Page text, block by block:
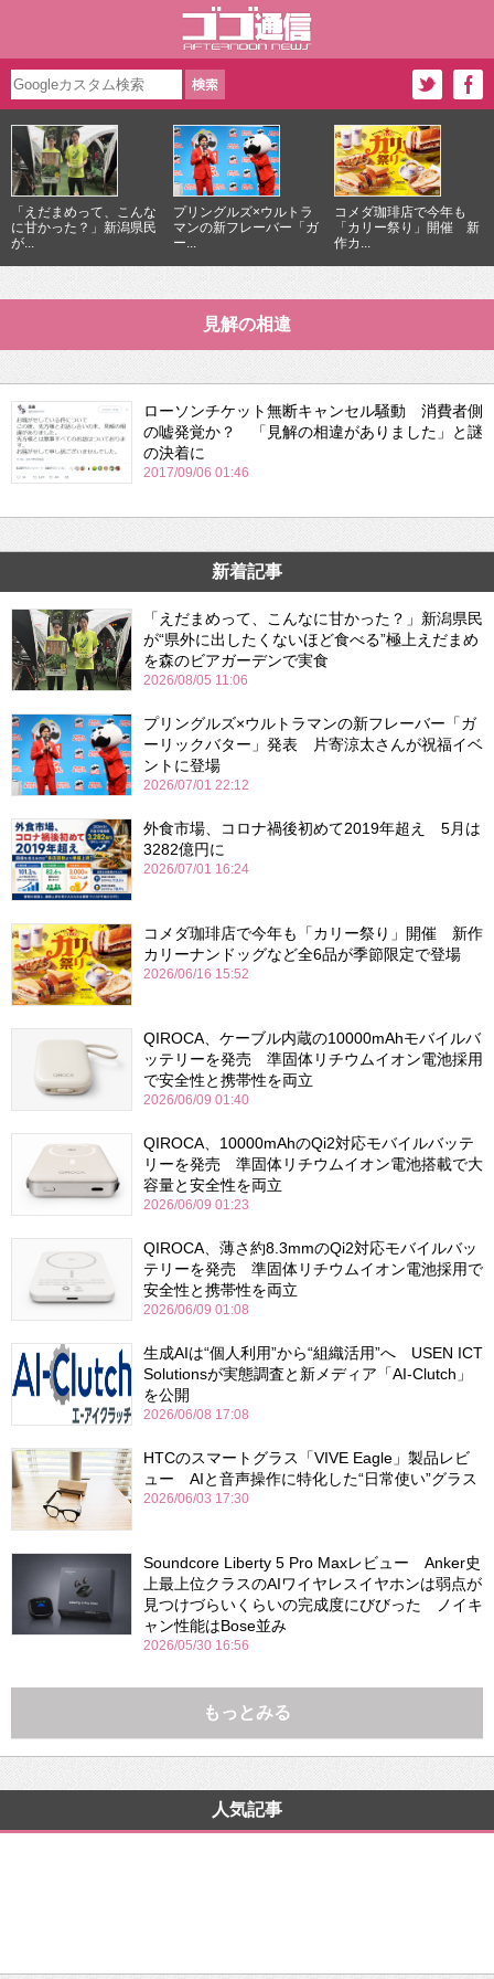
「えだまめって、こんな
に甘かった？」新潟県民
が...
プリングルズ×ウルトラ
マンの新フレーバー「ガ
ー...
コメダ珈琲店で今年も
「カリー祭り」開催 新
作カ...
見解の相違
ローソンチケット無断キャンセル騒動 消費者側
の嘘発覚か？ 「見解の相違がありました」と謎
の決着に
2017/09/06 01:46
新着記事
「えだまめって、こんなに甘かった？」新潟県民
が“県外に出したくないほど食べる”極上えだまめ
を森のビアガーデンで実食
2026/08/05 11:06
プリングルズ×ウルトラマンの新フレーバー「ガ
ーリックバター」発表 片寄涼太さんが祝福イベ
ントに登場
2026/07/01 22:12
外食市場、コロナ禍後初めて2019年超え 5月は
3282億円に
2026/07/01 16:24
コメダ珈琲店で今年も「カリー祭り」開催 新作
カリーナンドッグなど全6品が季節限定で登場
2026/06/16 15:52
QIROCA、ケーブル内蔵の10000mAhモバイルバ
ッテリーを発売 準固体リチウムイオン電池採用
で安全性と携帯性を両立
2026/06/09 01:40
QIROCA、10000mAhのQi2対応モバイルバッテ
リーを発売 準固体リチウムイオン電池搭載で大
容量と安全性を両立
2026/06/09 01:23
QIROCA、薄さ約8.3mmのQi2対応モバイルバッ
テリーを発売 準固体リチウムイオン電池採用で
安全性と携帯性を両立
2026/06/09 01:08
生成AIは“個人利用”から“組織活用”へ USEN ICT
Solutionsが実態調査と新メディア「AI-Clutch」
を公開
2026/06/08 17:08
HTCのスマートグラス「VIVE Eagle」製品レビ
ュー AIと音声操作に特化した“日常使い”グラス
2026/06/03 17:30
Soundcore Liberty 5 Pro Maxレビュー Anker史
上最上位クラスのAIワイヤレスイヤホンは弱点が
見つけづらいくらいの完成度にびびった ノイキ
ャン性能はBose並み
2026/05/30 16:56
もっとみる
人気記事